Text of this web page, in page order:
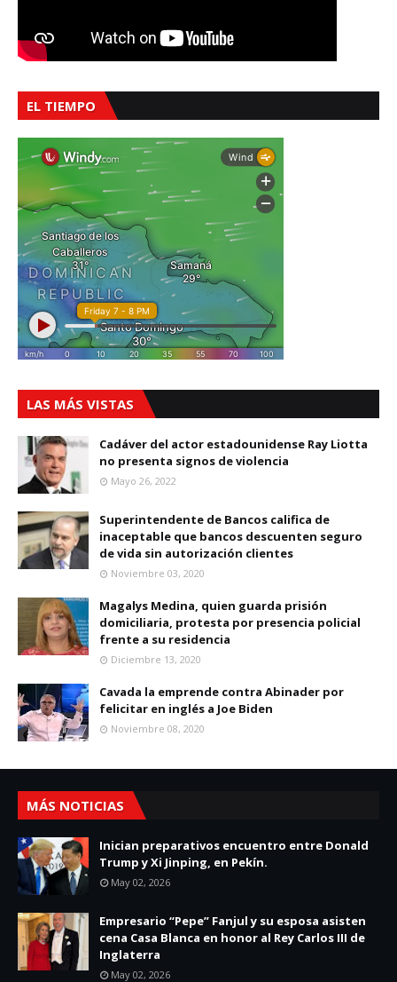
EL TIEMPO
LAS MÁS VISTAS
Cadáver del actor estadounidense Ray Liotta
no presenta signos de violencia
Mayo 26, 2022
Superintendente de Bancos califica de
inaceptable que bancos descuenten seguro
de vida sin autorización clientes
Noviembre 03, 2020
Magalys Medina, quien guarda prisión
domiciliaria, protesta por presencia policial
frente a su residencia
Diciembre 13, 2020
Cavada la emprende contra Abinader por
felicitar en inglés a Joe Biden
Noviembre 08, 2020
MÁS NOTICIAS
Inician preparativos encuentro entre Donald
Trump y Xi Jinping, en Pekín.
May 02, 2026
Empresario “Pepe” Fanjul y su esposa asisten
cena Casa Blanca en honor al Rey Carlos III de
Inglaterra
May 02, 2026